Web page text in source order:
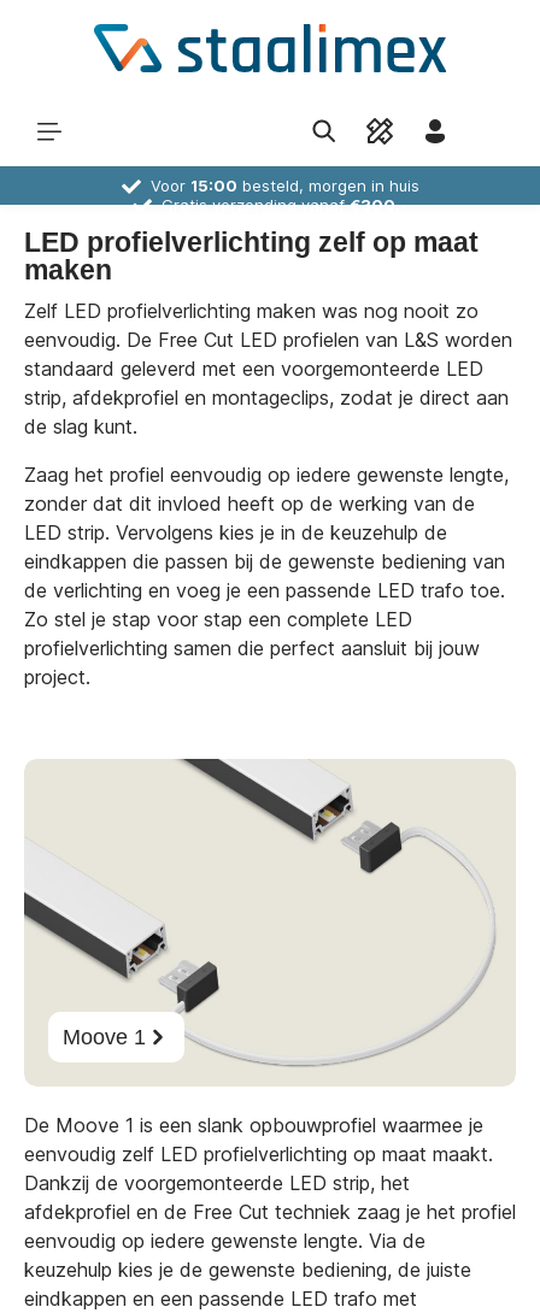
Voor 15:00 besteld, morgen in huis
Gratis verzending vanaf€300,-
LED profielverlichting zelf op maat
maken
Zelf LED profielverlichting maken was nog nooit zo
eenvoudig. De Free Cut LED profielen van L&S worden
standaard geleverd met een voorgemonteerde LED
strip, afdekprofiel en montageclips, zodat je direct aan
de slag kunt.
Zaag het profiel eenvoudig op iedere gewenste lengte,
zonder dat dit invloed heeft op de werking van de
LED strip. Vervolgens kies je in de keuzehulp de
eindkappen die passen bij de gewenste bediening van
de verlichting en voeg je een passende LED trafo toe.
Zo stel je stap voor stap een complete LED
profielverlichting samen die perfect aansluit bij jouw
project.
Moove 1
De Moove 1 is een slank opbouwprofiel waarmee je
eenvoudig zelf LED profielverlichting op maat maakt.
Dankzij de voorgemonteerde LED strip, het
afdekprofiel en de Free Cut techniek zaag je het profiel
eenvoudig op iedere gewenste lengte. Via de
keuzehulp kies je de gewenste bediening, de juiste
eindkappen en een passende LED trafo met